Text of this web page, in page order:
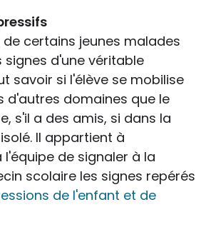
certains jeunes malades
signes d'une véritable
savoir si l'élève se mobilise
d'autres domaines que le
s'il a des amis, si dans la
Il appartient à
de signaler à la
scolaire les signes repérés
de l'enfant et de